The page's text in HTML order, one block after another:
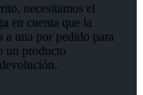
necesitamos el
en cuenta que la
a una por pedido para
un producto